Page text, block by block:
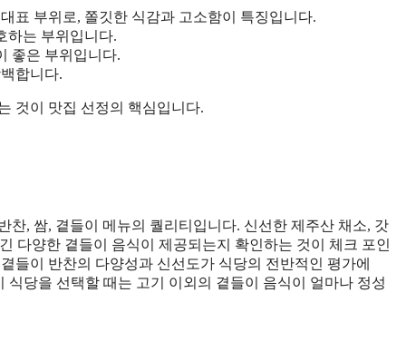
표 부위로, 쫄깃한 식감과 고소함이 특징입니다.
하는 부위입니다.
좋은 부위입니다.
합니다.
것이 맛집 선정의 핵심입니다.
, 쌈, 곁들이 메뉴의 퀄리티입니다. 신선한 제주산 채소, 갓
다양한 곁들이 음식이 제공되는지 확인하는 것이 체크 포인
들이 반찬의 다양성과 신선도가 식당의 전반적인 평가에
당을 선택할 때는 고기 이외의 곁들이 음식이 얼마나 정성